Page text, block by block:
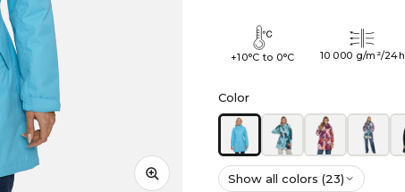
+10°C to 0°C 10 000 g/m²/24h
Color
Show all colors (23)